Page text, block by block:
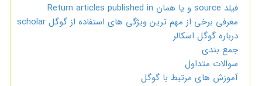
فیلد source و یا همان Return articles published in
معرفی برخی از مهم ترین ویژگی های استفاده از گوگل scholar
درباره گوگل اسکالر
جمع بندی
سوالات متداول
آموزش های مرتبط با گوگل